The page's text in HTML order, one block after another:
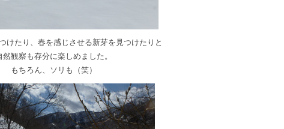
けたり、春を感じさせる新芽を見つけたりと
然観察も存分に楽しめました。
もちろん、ソリも（笑）